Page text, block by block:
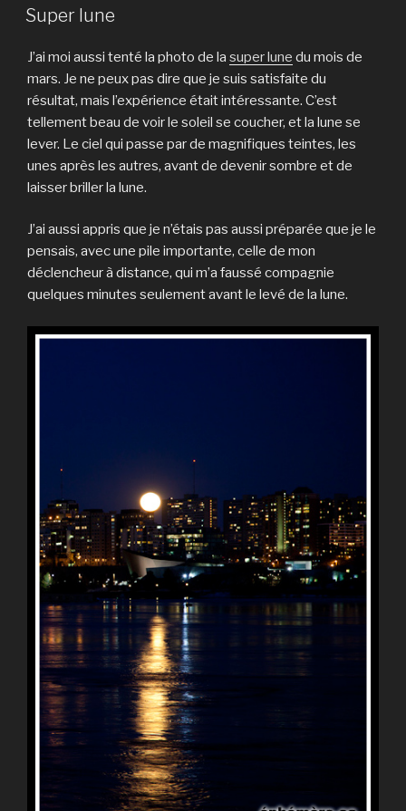
LE
Super lune
J’ai moi aussi tenté la photo de la super lune du mois de
mars. Je ne peux pas dire que je suis satisfaite du
résultat, mais l’expérience était intéressante. C’est
tellement beau de voir le soleil se coucher, et la lune se
lever. Le ciel qui passe par de magnifiques teintes, les
unes après les autres, avant de devenir sombre et de
laisser briller la lune.
J’ai aussi appris que je n’étais pas aussi préparée que je le
pensais, avec une pile importante, celle de mon
déclencheur à distance, qui m’a faussé compagnie
quelques minutes seulement avant le levé de la lune.